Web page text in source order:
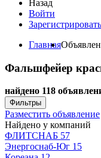
Назад
Войти
Главная
Фальшфейер
найдено 118
Фильтры
Разместить объявление
Найдено у компаний
ФЛИТСНАБ 57
Энергоснаб-Юг 15